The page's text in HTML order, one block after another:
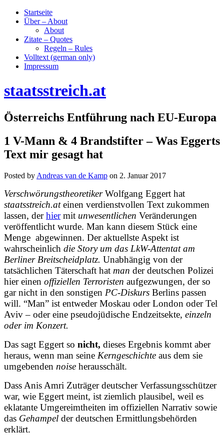
Startseite
Über – About
About
Zitate – Quotes
Regeln – Rules
Volltext (german only)
Impressum
staatsstreich.at
Österreichs Entführung nach EU-Europa
1 V-Mann & 4 Brandstifter – Was Eggerts
Text mir gesagt hat
Posted by Andreas van de Kamp on 2. Januar 2017
VerschwörungstheoretikerWolfgang Eggert hat
staatsstreich.ateinen verdienstvollen Text zukommen
lassen, derhiermit unwesentlichen Veränderungen
veröffentlicht wurde. Man kann diesem Stück eine
Menge abgewinnen. Der aktuellste Aspekt ist
wahrscheinlich die Story um das LkW-Attentat am
Berliner Breitscheidplatz. Unabhängig von der
tatsächlichen Täterschaft hat man der deutschen Polizei
hier einen offiziellen Terroristen aufgezwungen, der so
gar nicht in den sonstigen PC-Diskurs Berlins passen
will. “Man” ist entweder Moskau oder London oder Tel
Aviv – oder eine pseudojüdische Endzeitsekte, einzeln
oder im Konzert.
Das sagt Eggert so nicht, dieses Ergebnis kommt aber
heraus, wenn man seine Kerngeschichte aus dem sie
umgebenden noise herausschält.
Dass Anis Amri Zuträger deutscher Verfassungsschützer
war, wie Eggert meint, ist ziemlich plausibel, weil es
eklatante Umgereimtheiten im offiziellen Narrativ sowie
das Gehampel der deutschen Ermittlungsbehörden
erklärt.